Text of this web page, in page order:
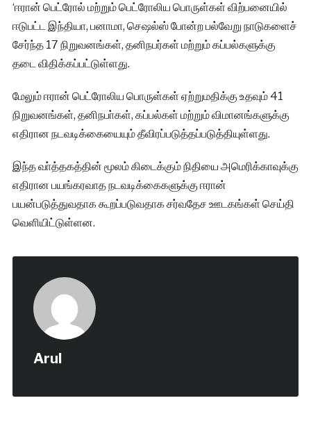
‘ஈரான் பெட்ரோல் மற்றும் பெட்ரோலிய பொருள்கள் விற்பனையில்
ஈடுபட்ட இந்தியா, பனாமா, செஷல்ஸ் போன்ற பல்வேறு நாடுகளைச்
சேர்ந்த 17 நிறுவனங்கள், தனிநபர்கள் மற்றும் கப்பல்களுக்கு
தடை விதிக்கப்பட்டுள்ளது.
மேலும் ஈரான் பெட்ரோலிய பொருள்கள் ஏற்றுமதிக்கு உதவும் 41
நிறுவனங்கள், தனிநபா்கள், கப்பல்கள் மற்றும் விமானங்களுக்கு
எதிரான நடவடிக்கையையும் தீவிரப்படுத்தப்படுத்தியுள்ளது.
இந்த வா்த்தகத்தின் மூலம் கிடைக்கும் நிதியை அமெரிக்காவுக்கு
எதிரான பயங்கரவாத நடவடிக்கைகளுக்கு ஈரான்
பயன்படுத்துவதாக கூறப்படுவதாக சர்வதேச ஊடகங்கள் செய்தி
வெளியிட்டுள்ளன.
Arul